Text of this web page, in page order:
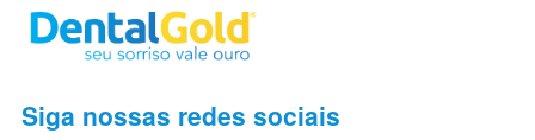
Siga nossas redes sociais